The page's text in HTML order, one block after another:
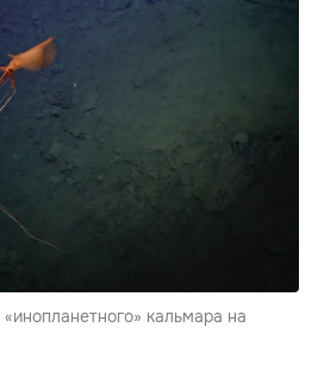
кальмара на